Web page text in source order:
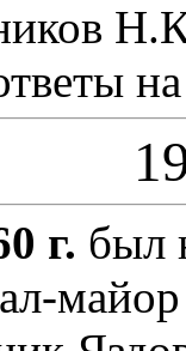
г. был